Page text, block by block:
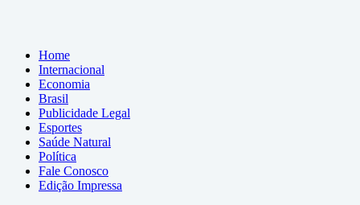
Home
Internacional
Economia
Brasil
Publicidade Legal
Esportes
Saúde Natural
Política
Fale Conosco
Edição Impressa